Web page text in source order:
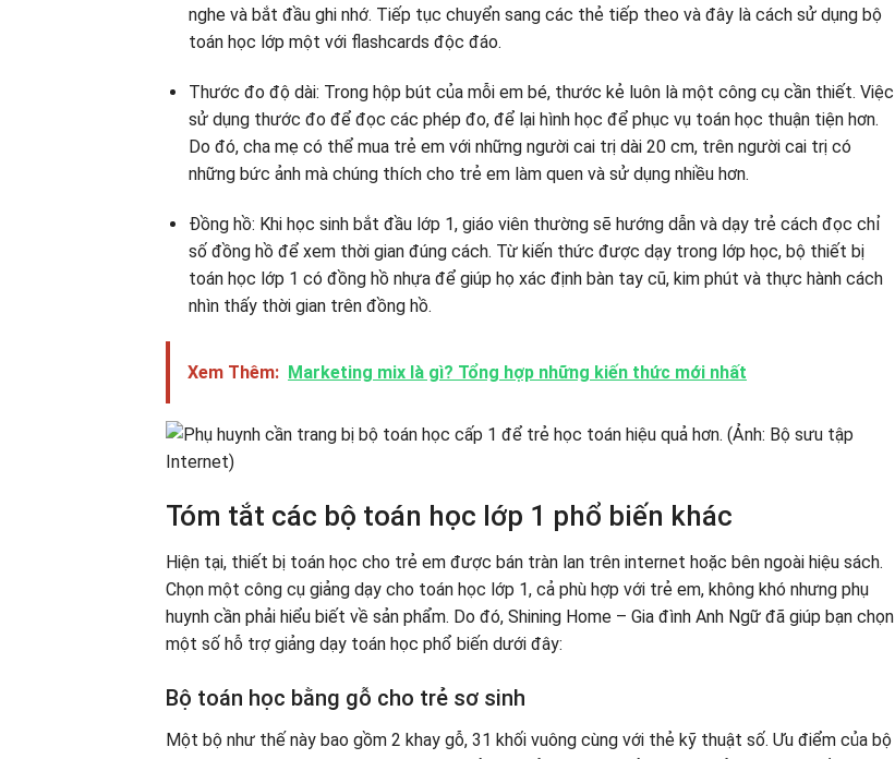
nghe và bắt đầu ghi nhớ. Tiếp tục chuyển sang các thẻ tiếp theo và đây là cách sử dụng bộ
toán học lớp một với flashcards độc đáo.
Thước đo độ dài: Trong hộp bút của mỗi em bé, thước kẻ luôn là một công cụ cần thiết. Việc
sử dụng thước đo để đọc các phép đo, để lại hình học để phục vụ toán học thuận tiện hơn.
Do đó, cha mẹ có thể mua trẻ em với những người cai trị dài 20 cm, trên người cai trị có
những bức ảnh mà chúng thích cho trẻ em làm quen và sử dụng nhiều hơn.
Đồng hồ: Khi học sinh bắt đầu lớp 1, giáo viên thường sẽ hướng dẫn và dạy trẻ cách đọc chỉ
số đồng hồ để xem thời gian đúng cách. Từ kiến ​​thức được dạy trong lớp học, bộ thiết bị
toán học lớp 1 có đồng hồ nhựa để giúp họ xác định bàn tay cũ, kim phút và thực hành cách
nhìn thấy thời gian trên đồng hồ.
Xem Thêm: Marketing mix là gì? Tổng hợp những kiến thức mới nhất
Tóm tắt các bộ toán học lớp 1 phổ biến khác
Hiện tại, thiết bị toán học cho trẻ em được bán tràn lan trên internet hoặc bên ngoài hiệu sách.
Chọn một công cụ giảng dạy cho toán học lớp 1, cả phù hợp với trẻ em, không khó nhưng phụ
huynh cần phải hiểu biết về sản phẩm. Do đó, Shining Home – Gia đình Anh Ngữ đã giúp bạn chọn
một số hỗ trợ giảng dạy toán học phổ biến dưới đây:
Bộ toán học bằng gỗ cho trẻ sơ sinh
Một bộ như thế này bao gồm 2 khay gỗ, 31 khối vuông cùng với thẻ kỹ thuật số. Ưu điểm của bộ